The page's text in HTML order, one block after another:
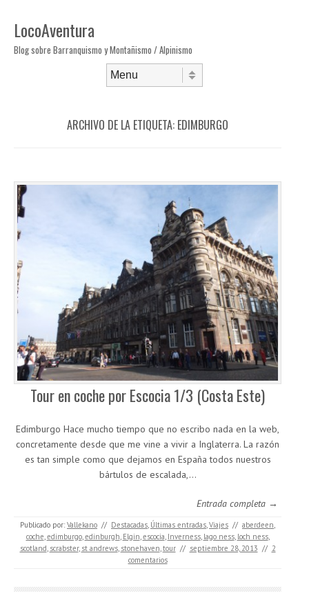
LocoAventura
Blog sobre Barranquismo y Montañismo / Alpinismo
ARCHIVO DE LA ETIQUETA: EDIMBURGO
Tour en coche por Escocia 1/3 (Costa Este)
Edimburgo Hace mucho tiempo que no escribo nada en la web,
concretamente desde que me vine a vivir a Inglaterra. La razón
es tan simple como que dejamos en España todos nuestros
bártulos de escalada,…
Entrada completa →
Publicado por: Vallekano // Destacadas Últimas entradas Viajes // aberdeen
coche edimburgo, edinburgh Elgin escocia Inverness, lago ness, loch ness,
scotland scrabster, st andrews, stonehaven tour // septiembre 28, 2013 // 2
comentarios